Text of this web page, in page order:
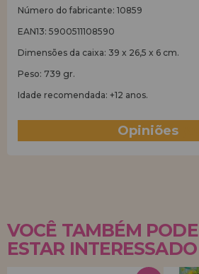
Número do fabricante: 10859
EAN13: 5900511108590
Dimensões da caixa: 39 x 26,5 x 6 cm.
Peso: 739 gr.
Idade recomendada: +12 anos.
Opiniões
VOCÊ TAMBÉM PODE
ESTAR INTERESSADO